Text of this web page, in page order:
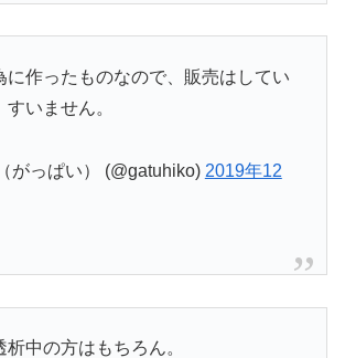
に作ったものなので、販売はしてい
いません。
がっぱい） (@gatuhiko) 2019年12
中の方はもちろん。